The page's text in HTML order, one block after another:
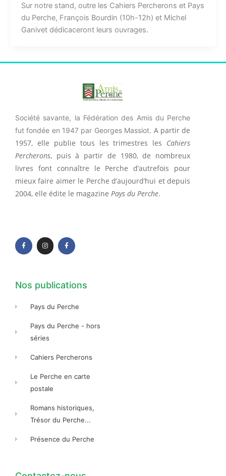
Sur notre stand, outre les Cahiers Percherons et Pays
du Perche, François Bourdin (10h-12h) et Michel
Ganivet dédicaceront leurs ouvrages.
Société savante, la Fédération des Amis du Perche
fut fondée en 1947 par Georges Massiot. A partir de
1957, elle publie tous les trimestres les Cahiers
Percherons, puis à partir de 1980, de nombreux
livres font connaître le Perche d’autrefois pour
mieux faire aimer le Perche d’aujourd’hui et depuis
2004, elle édite le magazine Pays du Perche.
c
e
b
o
s
t
a
g
c
e
b
o
Nos publications
Pays du Perche
Pays du Perche - hors
séries
Cahiers Percherons
Le Perche en carte
postale
Romans historiques,
Trésor du Perche...
Présence du Perche